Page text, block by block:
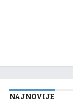
NAJNOVIJE